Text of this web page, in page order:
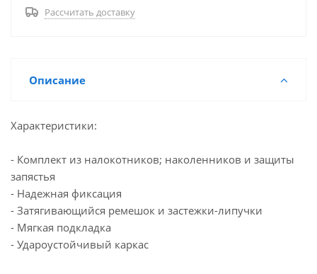
Рассчитать доставку
Описание
Характеристики:
- Комплект из налoкотников; наколенников и зaщиты
запястья
- Надежнaя фиксация
- Затягивающийся ремешок и застежки-липучки
- Мягкая подкладка
- Удароустойчивый каркас